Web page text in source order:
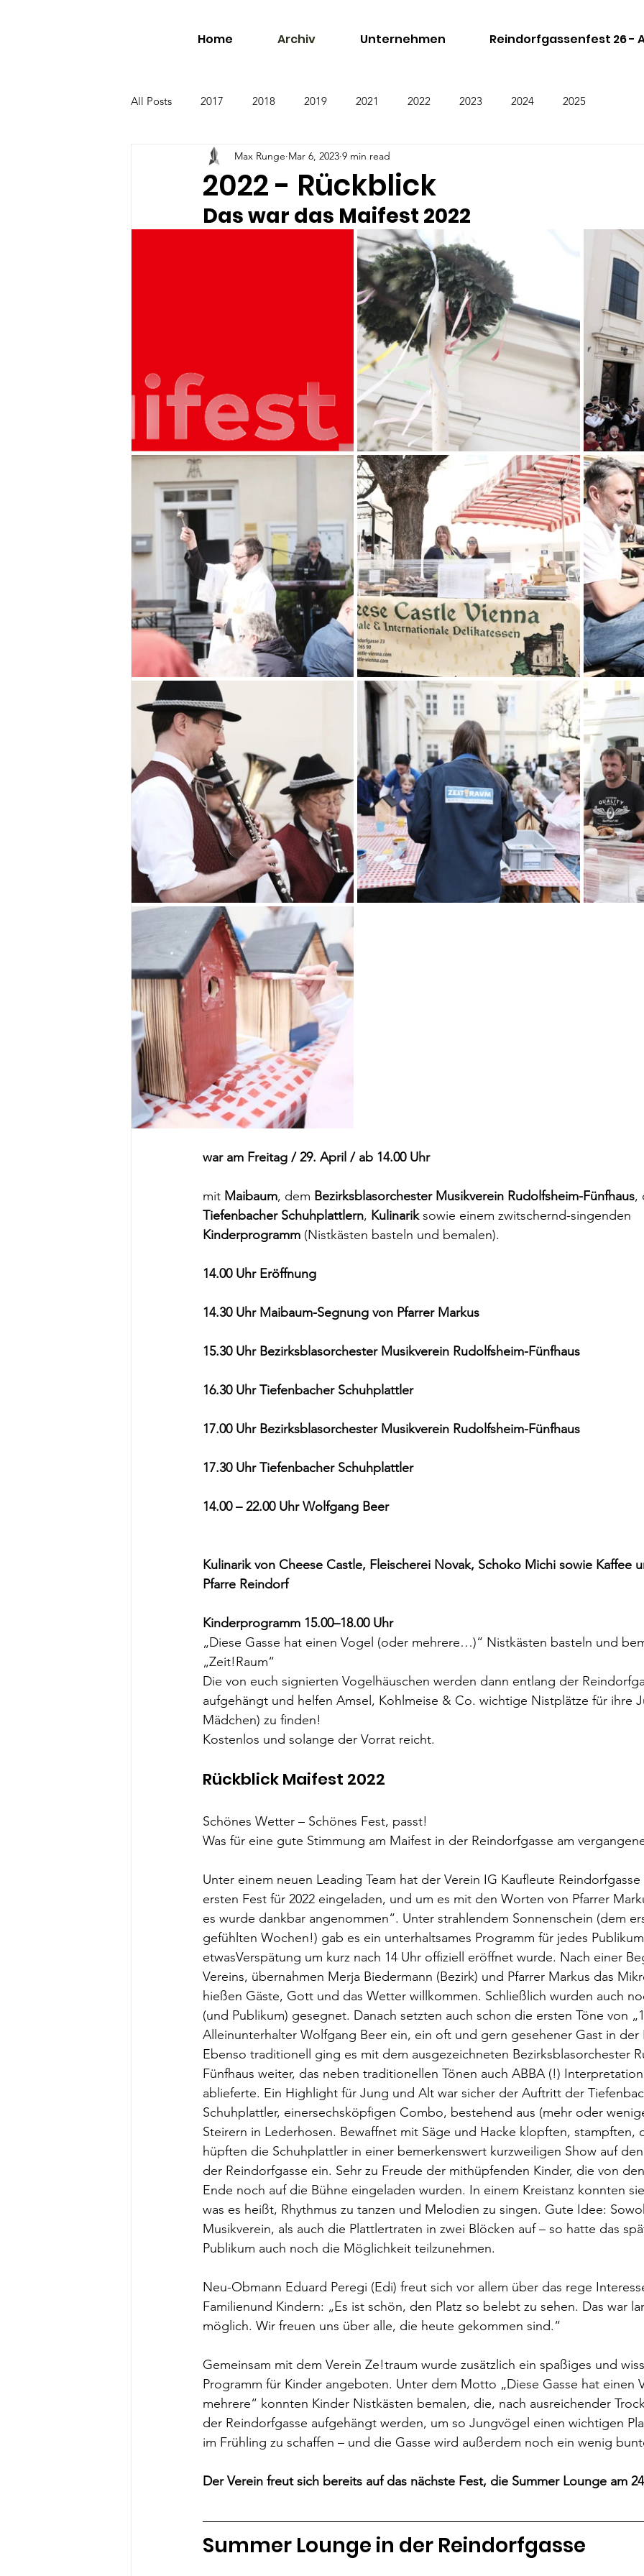
Home Archiv Unternehmen Reindorfgassenfest 26 -
All Posts 2017 2018 2019 2021 2022 2023 2024 2025
2022 - Rückblick
Max Runge Mar 6, 2023 9 min read
Das war das Maifest 2022
war am Freitag / 29. April / ab 14.00 Uhr
mit Maibaum, dem Bezirksblasorchester Musikverein Rudolfsheim-Fünfhaus,
Tiefenbacher Schuhplattlern, Kulinarik sowie einem zwitschernd-singenden
Kinderprogramm (Nistkästen basteln und bemalen).
14.00 Uhr Eröffnung
14.30 Uhr Maibaum-Segnung von Pfarrer Markus
15.30 Uhr Bezirksblasorchester Musikverein Rudolfsheim-Fünfhaus
16.30 Uhr Tiefenbacher Schuhplattler
17.00 Uhr Bezirksblasorchester Musikverein Rudolfsheim-Fünfhaus
17.30 Uhr Tiefenbacher Schuhplattler
14.00 – 22.00 Uhr Wolfgang Beer
Kulinarik von Cheese Castle, Fleischerei Novak, Schoko Michi sowie Kaffee
Pfarre Reindorf
Kinderprogramm 15.00–18.00 Uhr
„Diese Gasse hat einen Vogel (oder mehrere…)“ Nistkästen basteln und
„Zeit!Raum“
Die von euch signierten Vogelhäuschen werden dann entlang der
aufgehängt und helfen Amsel, Kohlmeise & Co. wichtige Nistplätze für ihre
Mädchen) zu finden!
Kostenlos und solange der Vorrat reicht.
Rückblick Maifest 2022
Schönes Wetter – Schönes Fest, passt!
Was für eine gute Stimmung am Maifest in der Reindorfgasse am
Unter einem neuen Leading Team hat der Verein IG Kaufleute
ersten Fest für 2022 eingeladen, und um es mit den Worten von Pfarrer
es wurde dankbar angenommen“. Unter strahlendem Sonnenschein (dem
gefühlten Wochen!) gab es ein unterhaltsames Programm für jedes
etwasVerspätung um kurz nach 14 Uhr offiziell eröffnet wurde. Nach einer
Vereins, übernahmen Merja Biedermann (Bezirk) und Pfarrer Markus das
hießen Gäste, Gott und das Wetter willkommen. Schließlich wurden auch
(und Publikum) gesegnet. Danach setzten auch schon die ersten Töne von
Alleinunterhalter Wolfgang Beer ein, ein oft und gern gesehener Gast in
Ebenso traditionell ging es mit dem ausgezeichneten Bezirksblasorchester
Fünfhaus weiter, das neben traditionellen Tönen auch ABBA (!)
ablieferte. Ein Highlight für Jung und Alt war sicher der Auftritt der
Schuhplattler, einersechsköpfigen Combo, bestehend aus (mehr oder
Steirern in Lederhosen. Bewaffnet mit Säge und Hacke klopften,
hüpften die Schuhplattler in einer bemerkenswert kurzweiligen Show auf
der Reindorfgasse ein. Sehr zu Freude der mithüpfenden Kinder, die von
Ende noch auf die Bühne eingeladen wurden. In einem Kreistanz konnten
was es heißt, Rhythmus zu tanzen und Melodien zu singen. Gute Idee:
Musikverein, als auch die Plattlertraten in zwei Blöcken auf – so hatte das
Publikum auch noch die Möglichkeit teilzunehmen.
Neu-Obmann Eduard Peregi (Edi) freut sich vor allem über das rege
Familienund Kindern: „Es ist schön, den Platz so belebt zu sehen. Das war
möglich. Wir freuen uns über alle, die heute gekommen sind.“
Gemeinsam mit dem Verein Ze!traum wurde zusätzlich ein spaßiges und
Programm für Kinder angeboten. Unter dem Motto „Diese Gasse hat
mehrere“ konnten Kinder Nistkästen bemalen, die, nach ausreichender
der Reindorfgasse aufgehängt werden, um so Jungvögel einen wichtigen
im Frühling zu schaffen – und die Gasse wird außerdem noch ein wenig
Der Verein freut sich bereits auf das nächste Fest, die Summer Lounge am
Summer Lounge in der Reindorfgasse